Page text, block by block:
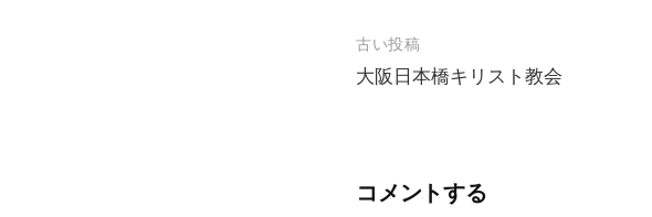
投
稿
ゲ
古い投稿
大阪日本橋キリスト教会
コメントする